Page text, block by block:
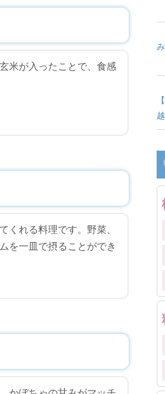
米が入ったことで、食感
くれる料理です。野菜、
を一皿で摂ることができ